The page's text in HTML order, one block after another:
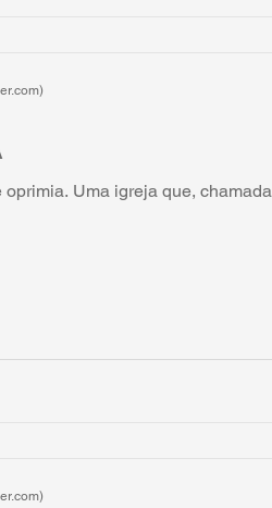
Uma igreja que,